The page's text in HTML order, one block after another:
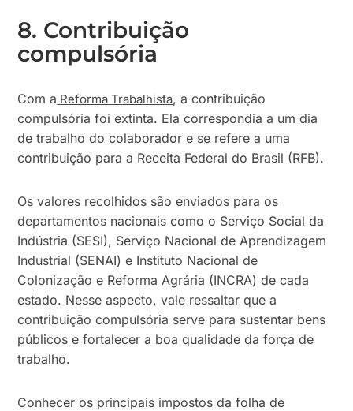
8. Contribuição
compulsória
Com a Reforma Trabalhista, a contribuição
compulsória foi extinta. Ela correspondia a um dia
de trabalho do colaborador e se refere a uma
contribuição para a Receita Federal do Brasil (RFB).
Os valores recolhidos são enviados para os
departamentos nacionais como o Serviço Social da
Indústria (SESI), Serviço Nacional de Aprendizagem
Industrial (SENAI) e Instituto Nacional de
Colonização e Reforma Agrária (INCRA) de cada
estado. Nesse aspecto, vale ressaltar que a
contribuição compulsória serve para sustentar bens
públicos e fortalecer a boa qualidade da força de
trabalho.
Conhecer os principais impostos da folha de